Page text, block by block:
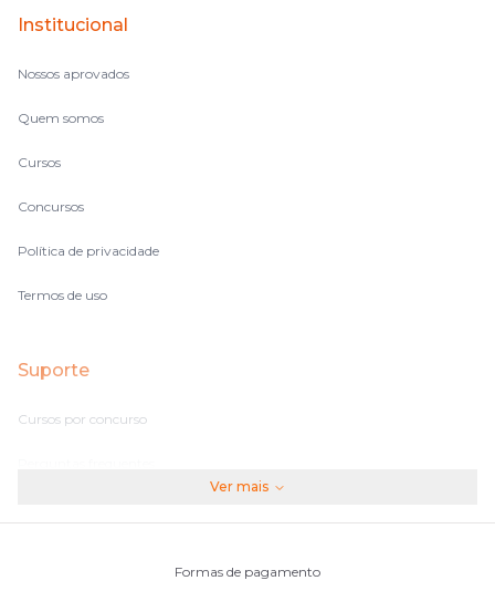
Institucional
Nossos aprovados
Quem somos
Cursos
Concursos
Política de privacidade
Termos de uso
Suporte
Cursos por concurso
Ver mais
Formas de pagamento